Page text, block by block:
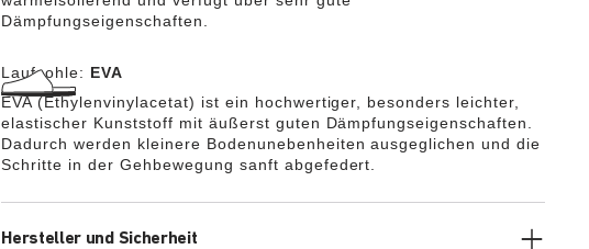
Dämpfungseigenschaften.
Laufsohle: EVA
EVA (Ethylenvinylacetat) ist ein hochwertiger, besonders leichter,
elastischer Kunststoff mit äußerst guten Dämpfungseigenschaften.
Dadurch werden kleinere Bodenunebenheiten ausgeglichen und die
Schritte in der Gehbewegung sanft abgefedert.
Hersteller und Sicherheit